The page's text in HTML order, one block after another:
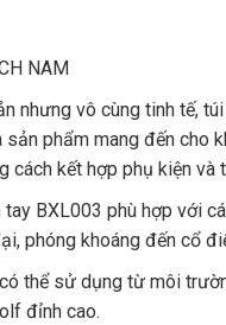
NAM
nhưng vô cùng tinh tế,
phẩm mang đến cho
cách kết hợp phụ kiện và
BXL003 phù hợp với
phóng khoáng đến cổ
thể sử dụng từ môi
đỉnh cao.